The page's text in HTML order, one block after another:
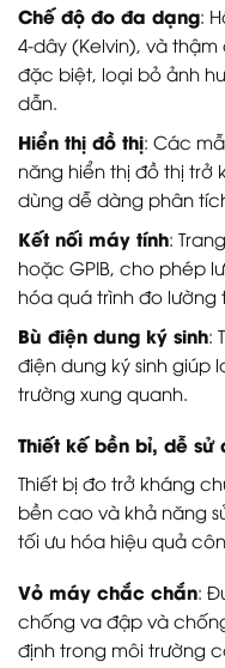
Chế độ đo đa dạng:
4-dây (Kelvin), và
đặc biệt, loại bỏ ảnh
dẫn.
Hiển thị đồ thị: Các
năng hiển thị đồ thị trở
dùng dễ dàng phân
Kết nối máy tính:
hoặc GPIB, cho phép
hóa quá trình đo lường
Bù điện dung ký sinh:
điện dung ký sinh giúp
trường xung quanh.
Thiết kế bền bỉ, dễ sử
Thiết bị đo trở kháng
bền cao và khả năng
tối ưu hóa hiệu quả
Vỏ máy chắc chắn:
chống va đập và
định trong môi trường